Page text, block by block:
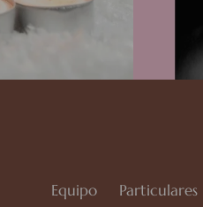
Equipo Particulares